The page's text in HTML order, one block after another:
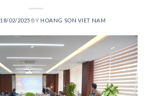
18/02/2025 BY HOANG SON VIET NAM